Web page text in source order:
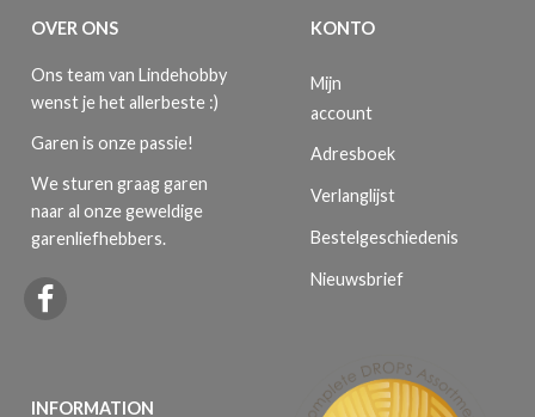
OVER ONS
Ons team van Lindehobby
wenst je het allerbeste :)
Garen is onze passie!
We sturen graag garen
naar al onze geweldige
garenliefhebbers.
INFORMATION
KONTO
Mijn
account
Adresboek
Verlanglijst
Bestelgeschiedenis
Nieuwsbrief